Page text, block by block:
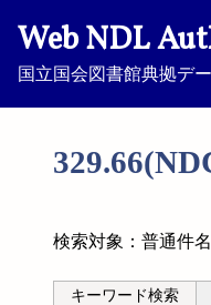
Web NDL
国立国会図書館典拠デ
検索対象：普通件
キーワード検索